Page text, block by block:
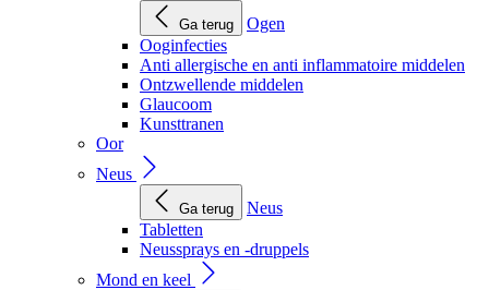
Ga terug
Ogen
Ooginfecties
Anti allergische en anti inflammatoire middelen
Ontzwellende middelen
Glaucoom
Kunsttranen
Oor
Neus
Ga terug
Neus
Tabletten
Neussprays en -druppels
Mond en keel